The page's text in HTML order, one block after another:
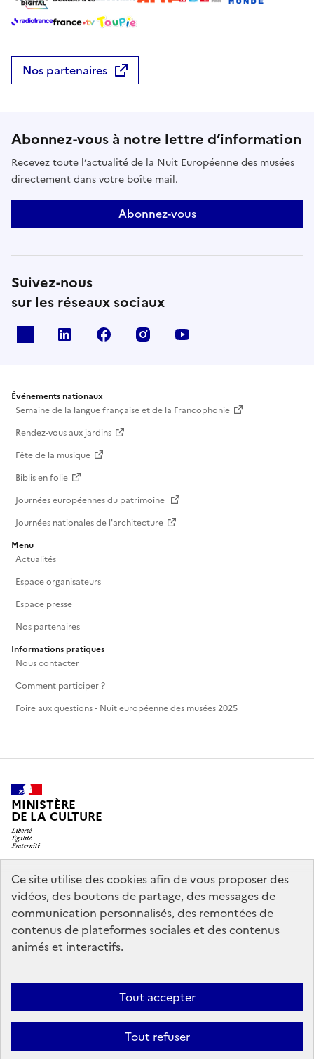
Ce site utilise des cookies afin de vous proposer des
vidéos, des boutons de partage, des messages de
communication personnalisés, des remontées de
contenus de plateformes sociales et des contenus
animés et interactifs.
Tout accepter
Tout refuser
Nos partenaires
Abonnez-vous à notre lettre d’information
Recevez toute l’actualité de la Nuit Européenne des musées
directement dans votre boîte mail.
Abonnez-vous
Suivez-nous
sur les réseaux sociaux
Linkedin Facebook Instagram
Événements nationaux
Semaine de la langue française et de la Francophonie
Rendez-vous aux jardins
Fête de la musique
Biblis en folie
Journées européennes du patrimoine
Journées nationales de l'architecture
Menu
Actualités
Espace organisateurs
Espace presse
Nos partenaires
Informations pratiques
Nous contacter
Comment participer ?
Foire aux questions - Nuit européenne des musées 2025
MINISTÈRE
DE LA CULTURE
legifrance.gouv.fr
info.gouv.fr
service-public.gouv.fr
data.gouv.fr
Crédits Accessibilité : partiellement conforme
Mentions légales
Politique d’utilisation des témoins de connexion (cookies)
générale de protection des données